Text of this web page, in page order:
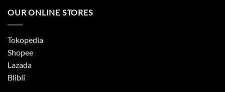
OUR ONLINE STORES
Tokopedia
Shopee
Lazada
Blibli